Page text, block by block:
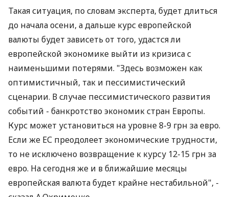
Такая ситуация, по словам эксперта, будет длиться
до начала осени, а дальше курс европейской
валюты будет зависеть от того, удастся ли
европейской экономике выйти из кризиса с
наименьшими потерями. "Здесь возможен как
оптимистичный, так и пессимистический
сценарии. В случае пессимистического развития
событий - банкротство экономик стран Европы.
Курс может установиться на уровне 8-9 грн за евро.
Если же ЕС преодолеет экономические трудности,
то не исключено возвращение к курсу 12-15 грн за
евро. На сегодня же и в ближайшие месяцы
европейская валюта будет крайне нестабильной", -